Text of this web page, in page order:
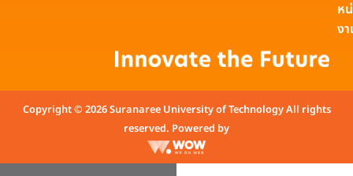
ห
ง
Copyright © 2026 Suranaree University of Technology All rights
reserved. Powered by